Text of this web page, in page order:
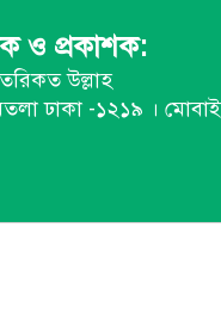
ও প্রকাশক:
উল্লাহ
ঢাকা -১২১৯ ।